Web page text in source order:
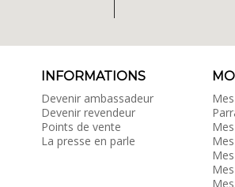
INFORMATIONS
Devenir ambassadeur
Devenir revendeur
Points de vente
La presse en parle